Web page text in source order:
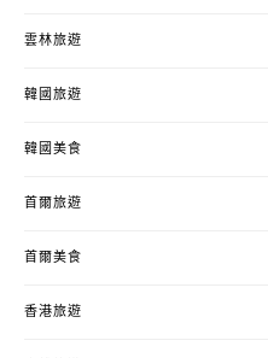
雲林旅遊
韓國旅遊
韓國美食
首爾旅遊
首爾美食
香港旅遊